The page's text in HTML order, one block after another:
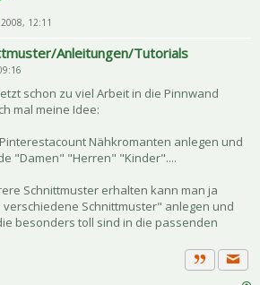
12:11
Anleitungen/Tutorials
schon zu viel Arbeit in die Pinnwand
mal meine Idee:
Nähkromanten anlegen und
"Damen" "Herren" "Kinder"....
Schnittmuster erhalten kann man ja
Schnittmuster" anlegen und
besonders toll sind in die passenden
Zitat